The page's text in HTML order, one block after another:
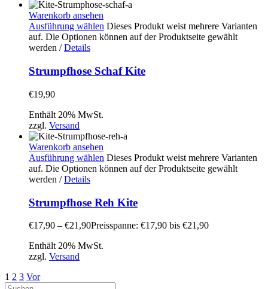
Warenkorb ansehen
Ausführung wählen Dieses Produkt weist mehrere Varianten
auf. Die Optionen können auf der Produktseite gewählt
werden / Details
Strumpfhose Schaf Kite
€19,90
Enthält 20% MwSt.
zzgl. Versand
Warenkorb ansehen
Ausführung wählen Dieses Produkt weist mehrere Varianten
auf. Die Optionen können auf der Produktseite gewählt
werden / Details
Strumpfhose Reh Kite
€17,90 – €21,90Preisspanne: €17,90 bis €21,90
Enthält 20% MwSt.
zzgl. Versand
1 2 3 Vor